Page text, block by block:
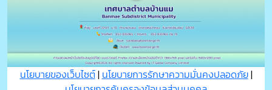
นโยบายของเว็บไซต์| นโยบายการรักษาความมั่นคงปลอดภัย|